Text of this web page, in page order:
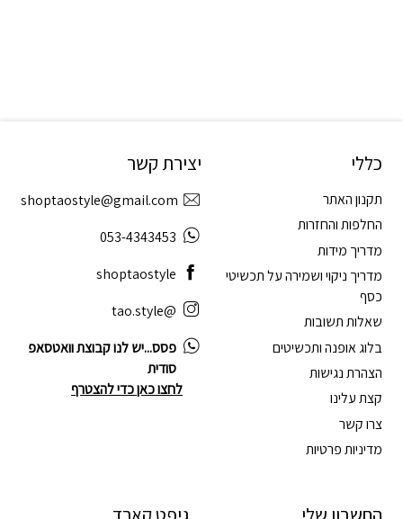
כללי
תקנון האתר
החלפות והחזרות
מדריך מידות
מדריך ניקוי ושמירה על תכשיטי
כסף
שאלות תשובות
בלוג אופנה ותכשיטים
הצהרת נגישות
קצת עלינו
צרו קשר
מדיניות פרטיות
יצירת קשר
shoptaostyle@gmail.com
053-4343453
shoptaostyle
@tao.style
פסס...יש לנו קבוצת וואטסאפ
סודית
לחצו כאן כדי להצטרף